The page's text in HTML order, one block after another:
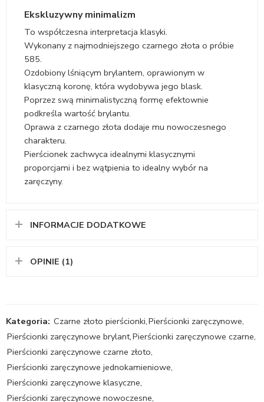
Ekskluzywny minimalizm
To współczesna interpretacja klasyki.
Wykonany z najmodniejszego czarnego złota o próbie
585.
Ozdobiony lśniącym brylantem, oprawionym w
klasyczną koronę, która wydobywa jego blask.
Poprzez swą minimalistyczną formę efektownie
podkreśla wartość brylantu.
Oprawa z czarnego złota dodaje mu nowoczesnego
charakteru.
Pierścionek zachwyca idealnymi klasycznymi
proporcjami i bez wątpienia to idealny wybór na
zaręczyny.
INFORMACJE DODATKOWE
OPINIE (1)
Kategoria: Czarne złoto pierścionki,Pierścionki zaręczynowe,
Pierścionki zaręczynowe brylant,Pierścionki zaręczynowe czarne,
Pierścionki zaręczynowe czarne złoto,
Pierścionki zaręczynowe jednokamieniowe,
Pierścionki zaręczynowe klasyczne,
Pierścionki zaręczynowe nowoczesne,